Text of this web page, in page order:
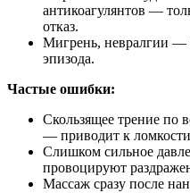
антикоагулянтов —
отказ.
Мигрень, невралгии —
эпизода.
Частые ошибки:
Скользящее трение по
— приводит к
Слишком сильное
провоцируют
Массаж сразу после